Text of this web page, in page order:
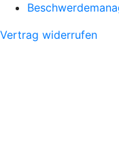
Vertrag widerrufen